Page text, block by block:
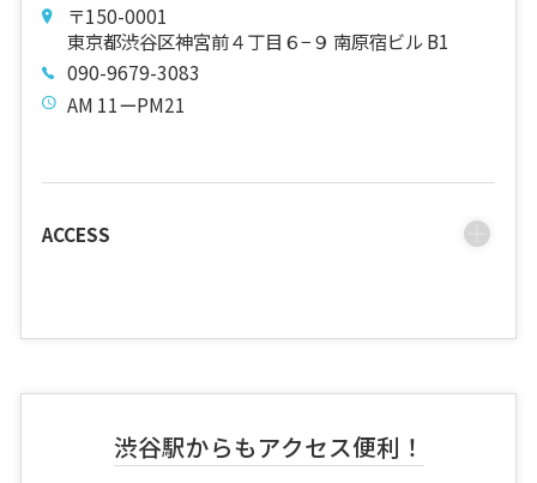
〒150-0001
東京都渋谷区神宮前４丁目６−９ 南原宿ビル B1
090-9679-3083
AM 11ーPM21
ACCESS
渋谷駅からもアクセス便利！